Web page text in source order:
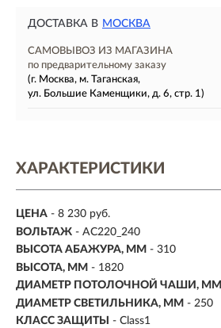
ДОСТАВКА В МОСКВА
САМОВЫВОЗ ИЗ МАГАЗИНА
по предварительному заказу
(г. Москва, м. Таганская,
ул. Большие Каменщики, д. 6, стр. 1)
ХАРАКТЕРИСТИКИ
ЦЕНА - 8 230 руб.
ВОЛЬТАЖ - AC220_240
ВЫСОТА АБАЖУРА, ММ - 310
ВЫСОТА, ММ - 1820
ДИАМЕТР ПОТОЛОЧНОЙ ЧАШИ, ММ
ДИАМЕТР СВЕТИЛЬНИКА, ММ - 250
КЛАСС ЗАЩИТЫ
- Class1